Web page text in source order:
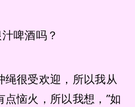
啤酒吗？
绳很受欢迎，所以我从
恼火，所以我想，”如